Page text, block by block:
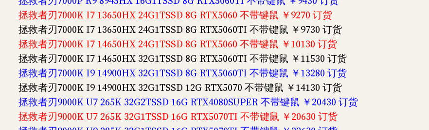
拯救者刃7000K I7 13650HX 24G1TSSD 8G RTX5060 不带键鼠 ￥9270 订货
拯救者刃7000K I7 13650HX 24G1TSSD 8G RTX5060TI 不带键鼠 ￥9730 订货
拯救者刃7000K I7 14650HX 24G1TSSD 8G RTX5060 不带键鼠 ￥10130 订货
拯救者刃7000K I7 14650HX 32G1TSSD 8G RTX5060TI 不带键鼠 ￥11530 订货
拯救者刃7000K I9 14900HX 32G1TSSD 8G RTX5060TI 不带键鼠 ￥13280 订货
拯救者刃7000K I9 14900HX 32G1TSSD 12G RTX5070 不带键鼠 ￥14130 订货
拯救者刃9000K U7 265K 32G2TSSD 16G RTX4080SUPER 不带键鼠 ￥20430 订货
拯救者刃9000K U7 265K 32G1TSSD 16G RTX5070TI 不带键鼠 ￥20630 订货